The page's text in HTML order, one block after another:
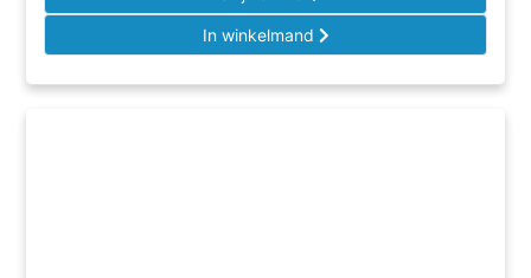
In winkelmand